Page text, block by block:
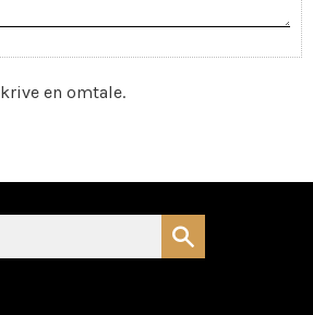
en omtale.